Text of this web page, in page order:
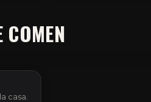
casa.